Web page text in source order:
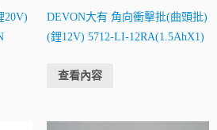
20V)
DEVON大有 角向衝擊批(曲頭批)
(鋰12V) 5712-LI-12RA(1.5AhX1)
查看內容